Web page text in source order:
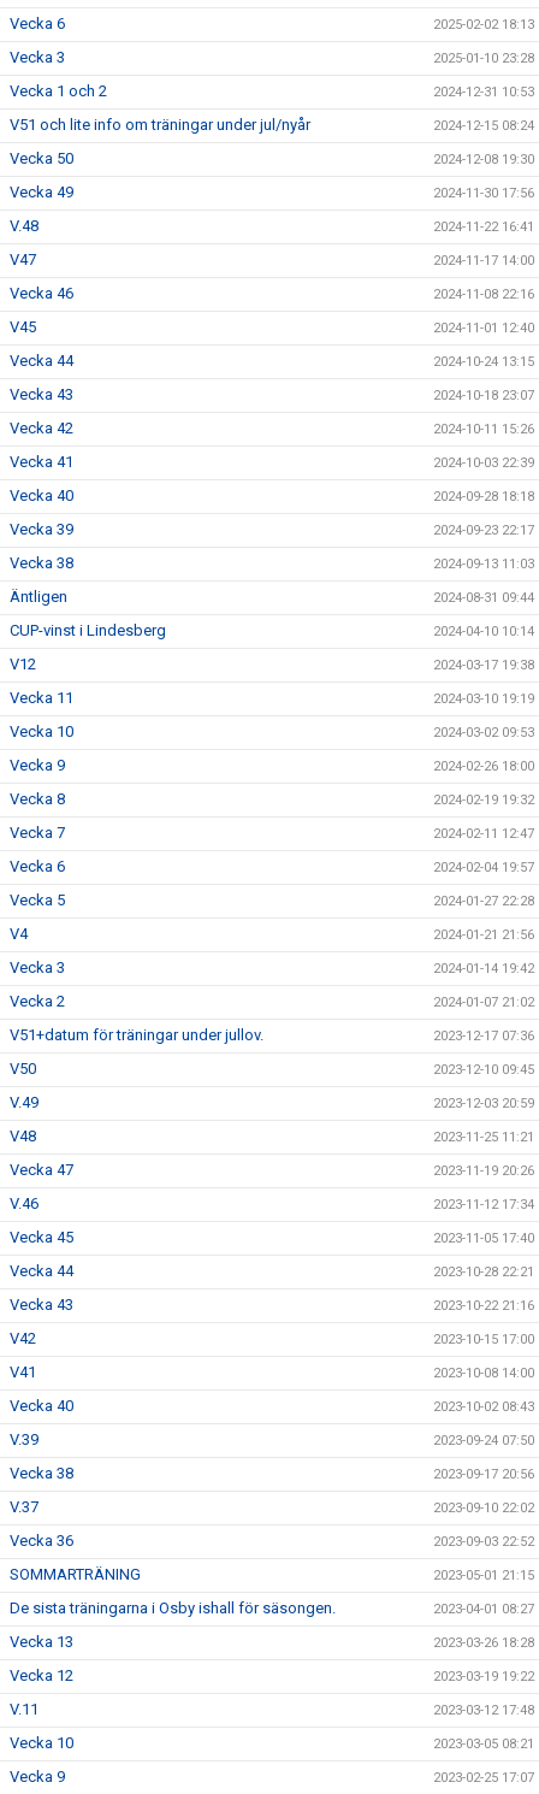
Vecka 6 2025-02-02 18:13
Vecka 3 2025-01-10 23:28
Vecka 1 och 2 2024-12-31 10:53
V51 och lite info om träningar under jul/nyår 2024-12-15 08:24
Vecka 50 2024-12-08 19:30
Vecka 49 2024-11-30 17:56
V.48 2024-11-22 16:41
V47 2024-11-17 14:00
Vecka 46 2024-11-08 22:16
V45 2024-11-01 12:40
Vecka 44 2024-10-24 13:15
Vecka 43 2024-10-18 23:07
Vecka 42 2024-10-11 15:26
Vecka 41 2024-10-03 22:39
Vecka 40 2024-09-28 18:18
Vecka 39 2024-09-23 22:17
Vecka 38 2024-09-13 11:03
Äntligen 2024-08-31 09:44
CUP-vinst i Lindesberg 2024-04-10 10:14
V12 2024-03-17 19:38
Vecka 11 2024-03-10 19:19
Vecka 10 2024-03-02 09:53
Vecka 9 2024-02-26 18:00
Vecka 8 2024-02-19 19:32
Vecka 7 2024-02-11 12:47
Vecka 6 2024-02-04 19:57
Vecka 5 2024-01-27 22:28
V4 2024-01-21 21:56
Vecka 3 2024-01-14 19:42
Vecka 2 2024-01-07 21:02
V51+datum för träningar under jullov. 2023-12-17 07:36
V50 2023-12-10 09:45
V.49 2023-12-03 20:59
V48 2023-11-25 11:21
Vecka 47 2023-11-19 20:26
V.46 2023-11-12 17:34
Vecka 45 2023-11-05 17:40
Vecka 44 2023-10-28 22:21
Vecka 43 2023-10-22 21:16
V42 2023-10-15 17:00
V41 2023-10-08 14:00
Vecka 40 2023-10-02 08:43
V.39 2023-09-24 07:50
Vecka 38 2023-09-17 20:56
V.37 2023-09-10 22:02
Vecka 36 2023-09-03 22:52
SOMMARTRÄNING 2023-05-01 21:15
De sista träningarna i Osby ishall för säsongen. 2023-04-01 08:27
Vecka 13 2023-03-26 18:28
Vecka 12 2023-03-19 19:22
V.11 2023-03-12 17:48
Vecka 10 2023-03-05 08:21
Vecka 9 2023-02-25 17:07